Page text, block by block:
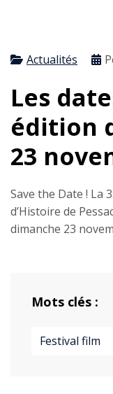
Actualités
Les
édition
23
Save the Date ! La
d’Histoire de
dimanche 23
Mots clés :
Festival film